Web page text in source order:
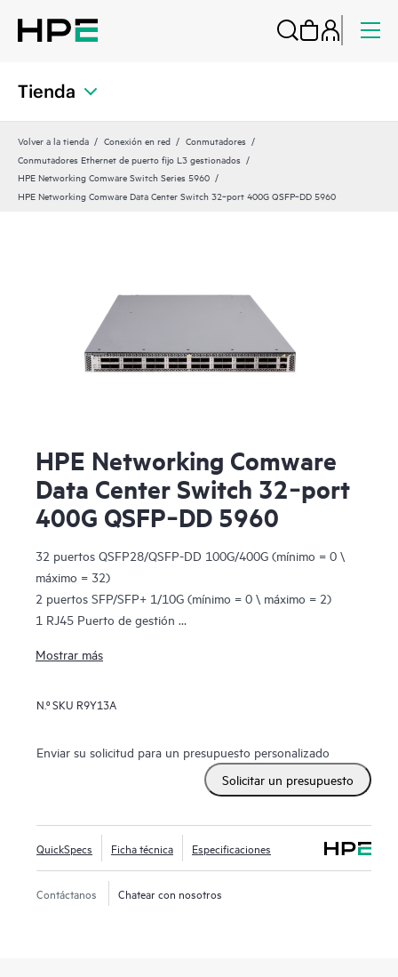
Tienda
Volver a la tienda Conexión en red
Conmutadores
Conmutadores Ethernet de puerto fijo L3 gestionados
HPE Networking Comware Switch Series 5960
HPE Networking Comware Data Center Switch 32‑port 400G QSFP‑DD 5960
HPE Networking Comware
Data Center Switch 32‑port
400G QSFP‑DD 5960
32 puertos QSFP28/QSFP-DD 100G/400G (mínimo = 0 \
máximo = 32)
2 puertos SFP/SFP+ 1/10G (mínimo = 0 \ máximo = 2)
1 RJ45 Puerto de gestión
1 puerto USB 2.0
6 ranuras para bandeja de ventilador (requiere mínimo 6)
Mostrar más
N.º SKU R9Y13A
Enviar su solicitud para un presupuesto personalizado
Solicitar un presupuesto
QuickSpecs Ficha técnica Especificaciones
Contáctanos Chatear con nosotros